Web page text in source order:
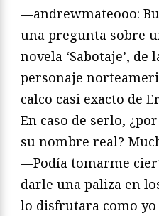
—andrewmateooo:
una pregunta sobre
novela ‘Sabotaje’, de
personaje
calco casi exacto de
En caso de serlo,
su nombre real?
—Podía tomarme
darle una paliza en
lo disfrutara como